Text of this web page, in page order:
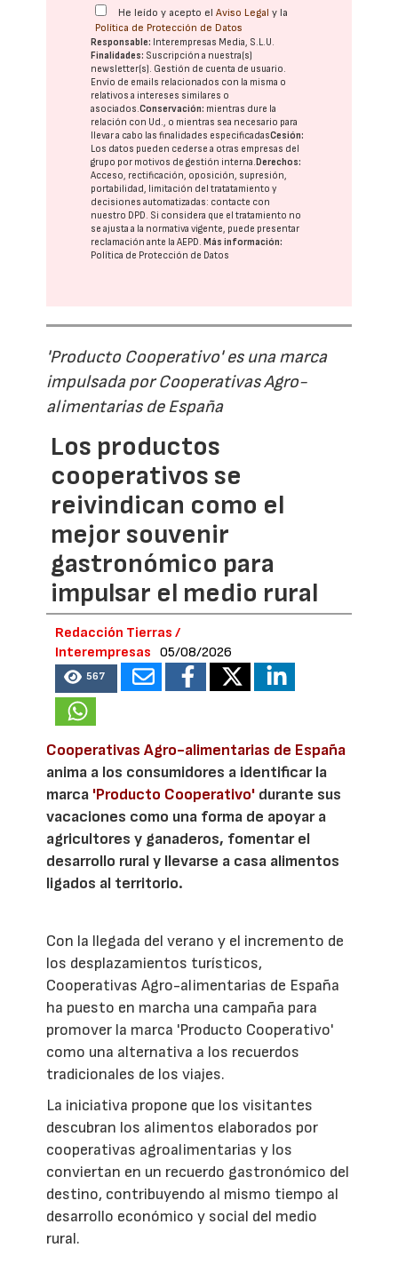
He leído y acepto elAviso Legal y la
Política de Protección de Datos
Responsable: Interempresas Media, S.L.U.
Finalidades: Suscripción a nuestra(s)
newsletter(s). Gestión de cuenta de usuario.
Envío de emails relacionados con la misma o
relativos a intereses similares o
asociados.Conservación: mientras dure la
relación con Ud., o mientras sea necesario para
llevar a cabo las finalidades especificadasCesión:
Los datos pueden cederse a otras empresas del
grupo por motivos de gestión interna. Derechos:
Acceso, rectificación, oposición, supresión,
portabilidad, limitación del tratatamiento y
decisiones automatizadas: contacte con
nuestro DPD. Si considera que el tratamiento no
se ajusta a la normativa vigente, puede presentar
reclamación ante laAEPD. Más información:
Política de Protección de Datos
'Producto Cooperativo' es una marca
impulsada por Cooperativas Agro-
alimentarias de España
Los productos
cooperativos se
reivindican como el
mejor souvenir
gastronómico para
impulsar el medio rural
Redacción Tierras /
Interempresas
05/08/2026
567
Cooperativas Agro-alimentarias de España
anima a los consumidores a identificar la
marca 'Producto Cooperativo' durante sus
vacaciones como una forma de apoyar a
agricultores y ganaderos, fomentar el
desarrollo rural y llevarse a casa alimentos
ligados al territorio.
Con la llegada del verano y el incremento de
los desplazamientos turísticos,
Cooperativas Agro-alimentarias de España
ha puesto en marcha una campaña para
promover la marca 'Producto Cooperativo'
como una alternativa a los recuerdos
tradicionales de los viajes.
La iniciativa propone que los visitantes
descubran los alimentos elaborados por
cooperativas agroalimentarias y los
conviertan en un recuerdo gastronómico del
destino, contribuyendo al mismo tiempo al
desarrollo económico y social del medio
rural.